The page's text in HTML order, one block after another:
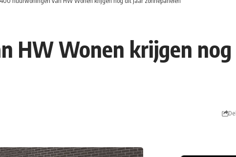
HW Wonen krijgen